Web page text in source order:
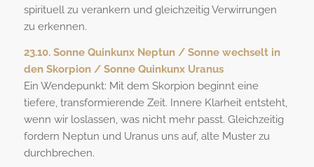
spirituell zu verankern und gleichzeitig Verwirrungen
zu erkennen.
23.10. Sonne Quinkunx Neptun / Sonne wechselt in
den Skorpion / Sonne Quinkunx Uranus
Ein Wendepunkt: Mit dem Skorpion beginnt eine
tiefere, transformierende Zeit. Innere Klarheit entsteht,
wenn wir loslassen, was nicht mehr passt. Gleichzeitig
fordern Neptun und Uranus uns auf, alte Muster zu
durchbrechen.